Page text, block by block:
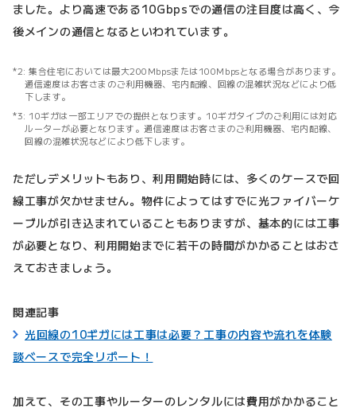
ました。より高速である10Gbpsでの通信の注目度は高く、今
後メインの通信となるといわれています。
集合住宅においては最大200Mbpsまたは100Mbpsとなる場合があります。
通信速度はお客さまのご利用機器、宅内配線、回線の混雑状況などにより低
下します。
10ギガは一部エリアでの提供となります。10ギガタイプのご利用には対応
ルーターが必要となります。通信速度はお客さまのご利用機器、宅内配線、
回線の混雑状況などにより低下します。
ただしデメリットもあり、利用開始時には、多くのケースで回
線工事が欠かせません。物件によってはすでに光ファイバーケ
ーブルが引き込まれていることもありますが、基本的には工事
が必要となり、利用開始までに若干の時間がかかることはおさ
えておきましょう。
関連記事
光回線の10ギガには工事は必要？工事の内容や流れを体験
談ベースで完全リポート！
加えて、その工事やルーターのレンタルには費用がかかること